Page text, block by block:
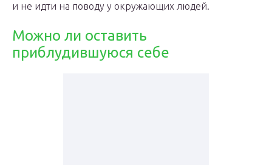
и не идти на поводу у окружающих людей.
Можно ли оставить
приблудившуюся себе